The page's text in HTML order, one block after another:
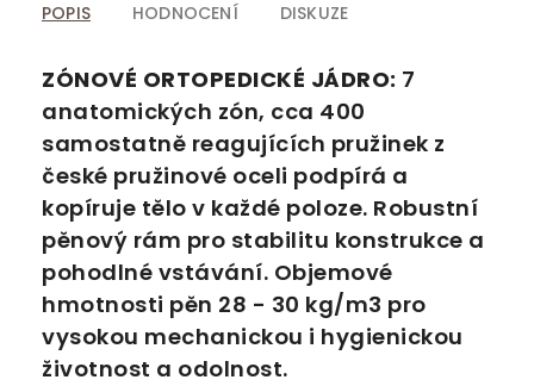
POPIS HODNOCENÍ DISKUZE
ZÓNOVÉ ORTOPEDICKÉ JÁDRO: 7
anatomických zón, cca 400
samostatně reagujících pružinek z
české pružinové oceli podpírá a
kopíruje tělo v každé poloze. Robustní
pěnový rám pro stabilitu konstrukce a
pohodlné vstávání. Objemové
hmotnosti pěn 28 - 30 kg/m3 pro
vysokou mechanickou i hygienickou
životnost a odolnost.